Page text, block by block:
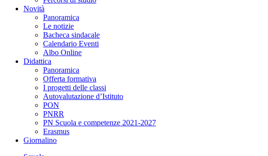
Novità
Panoramica
Le notizie
Bacheca sindacale
Calendario Eventi
Albo Online
Didattica
Panoramica
Offerta formativa
I progetti delle classi
Autovalutazione d’Istituto
PON
PNRR
PN Scuola e competenze 2021-2027
Erasmus
Giornalino